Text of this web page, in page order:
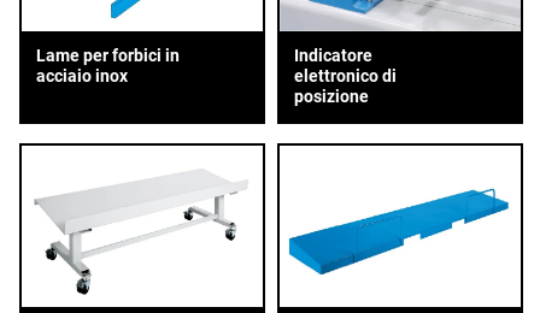
Lame per forbici in
acciaio inox
Indicatore
elettronico di
posizione